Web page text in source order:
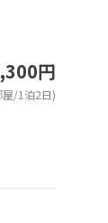
円
屋/1泊2日)